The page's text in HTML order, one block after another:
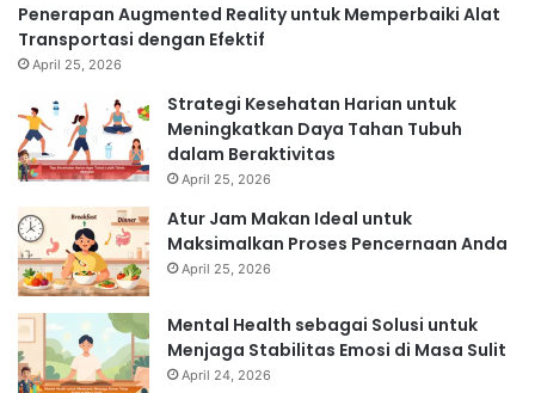
Penerapan Augmented Reality untuk Memperbaiki Alat
Transportasi dengan Efektif
April 25, 2026
Strategi Kesehatan Harian untuk
Meningkatkan Daya Tahan Tubuh
dalam Beraktivitas
April 25, 2026
Atur Jam Makan Ideal untuk
Maksimalkan Proses Pencernaan Anda
April 25, 2026
Mental Health sebagai Solusi untuk
Menjaga Stabilitas Emosi di Masa Sulit
April 24, 2026